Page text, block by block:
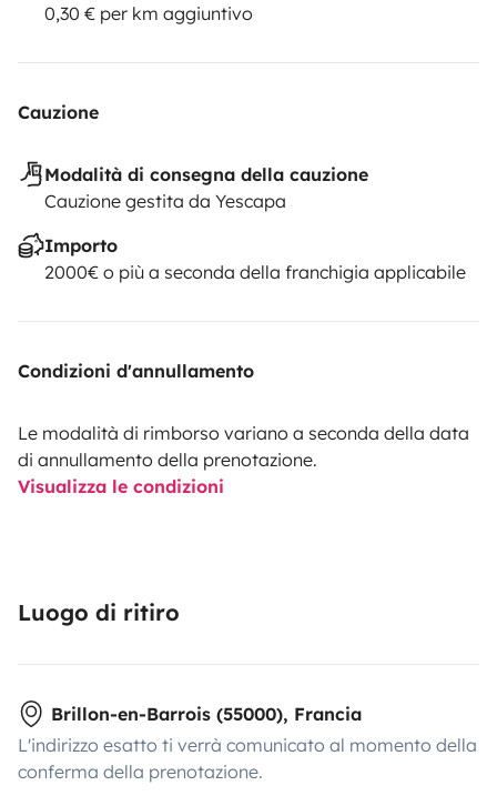
0,30 € per km aggiuntivo
Cauzione
Modalità di consegna della cauzione
Cauzione gestita da Yescapa
Importo
2000€ o più a seconda della franchigia applicabile
Condizioni d'annullamento
Le modalità di rimborso variano a seconda della data
di annullamento della prenotazione.
Visualizza le condizioni
Luogo di ritiro
Brillon-en-Barrois (55000), Francia
L'indirizzo esatto ti verrà comunicato al momento della
conferma della prenotazione.